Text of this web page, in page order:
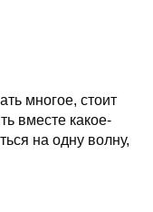
многое, стоит
вместе какое-
на одну волну,